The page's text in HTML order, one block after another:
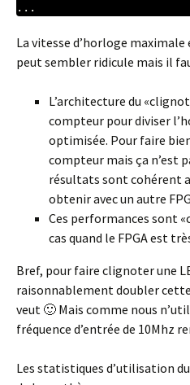
...
La vitesse d’horloge maximale
peut sembler ridicule mais il
L’architecture du
compteur pour diviser
optimisée. Pour faire
compteur mais ça n’est
résultats sont cohérent
obtenir avec un autre
Ces performances sont
cas quand le FPGA est
Bref, pour faire clignoter une
raisonnablement doubler
veut 🙂 Mais comme nous
fréquence d’entrée de 10Mhz
Les statistiques d’utilisation